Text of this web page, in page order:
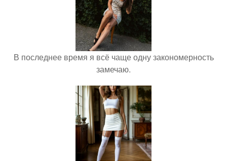
В последнее время я всё чаще одну закономерность
замечаю.